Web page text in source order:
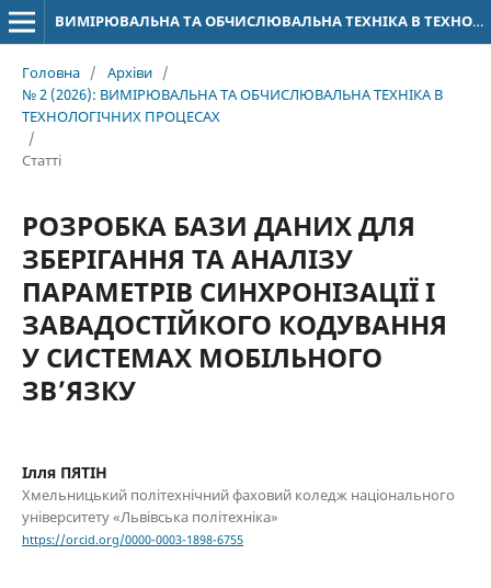
ВИМІРЮВАЛЬНА ТА ОБЧИСЛЮВАЛЬНА ТЕХНІКА В ТЕХНОЛОГІЧНИХ ПРОЦЕСАХ
Головна / Архіви /
№ 2 (2026): ВИМІРЮВАЛЬНА ТА ОБЧИСЛЮВАЛЬНА ТЕХНІКА В
ТЕХНОЛОГІЧНИХ ПРОЦЕСАХ
/
Статті
РОЗРОБКА БАЗИ ДАНИХ ДЛЯ
ЗБЕРІГАННЯ ТА АНАЛІЗУ
ПАРАМЕТРІВ СИНХРОНІЗАЦІЇ І
ЗАВАДОСТІЙКОГО КОДУВАННЯ
У СИСТЕМАХ МОБІЛЬНОГО
ЗВ’ЯЗКУ
Ілля ПЯТІН
Хмельницький політехнічний фаховий коледж національного
університету «Львівська політехніка»
https://orcid.org/0000-0003-1898-6755